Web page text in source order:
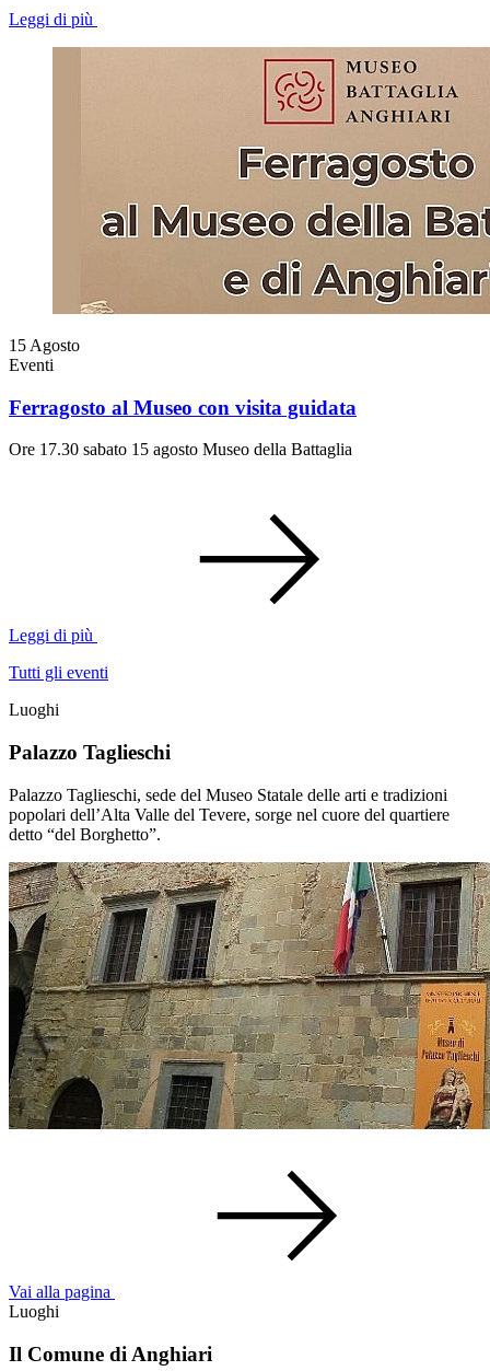
Leggi di più
15 Agosto
Eventi
Ferragosto al Museo con visita guidata
Ore 17.30 sabato 15 agosto Museo della Battaglia
Leggi di più
Tutti gli eventi
Luoghi
Palazzo Taglieschi
Palazzo Taglieschi, sede del Museo Statale delle arti e tradizioni
popolari dell’Alta Valle del Tevere, sorge nel cuore del quartiere
detto “del Borghetto”.
Vai alla pagina
Luoghi
Il Comune di Anghiari